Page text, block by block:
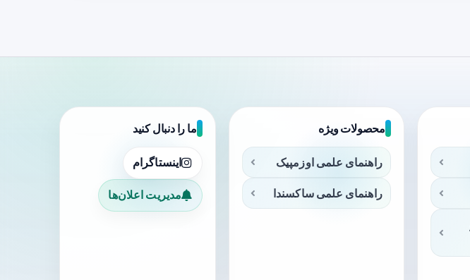
محصولات ویژه
راهنمای علمی اوزمپیک
راهنمای علمی ساکسندا
ما را دنبال کنید
اینستاگرام
مدیریت اعلان‌ها